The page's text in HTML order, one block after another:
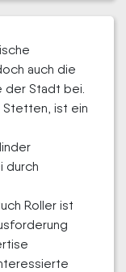
auch die
der Stadt bei.
Stetten, ist ein
durch
Roller ist